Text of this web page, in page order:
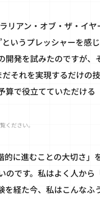
リアン・オブ・ザ・イ
いうプレッシャーを感
開発を試みたのですが
それを実現するだけの
算で役立てていただけ
ください。
に進むことの大切さ
のです。私はよく人か
を経た今、私はこんな